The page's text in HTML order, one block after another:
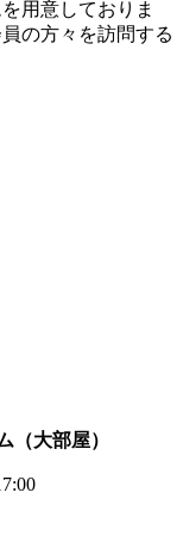
用意しておりま
の方々を訪問する
（大部屋）